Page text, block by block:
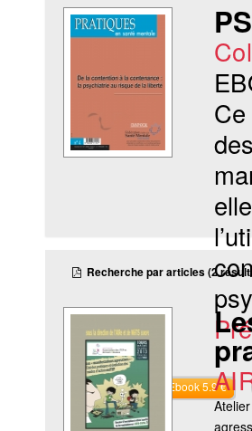
Commander l'Ebook 5.9 €
Recherche par articles (2